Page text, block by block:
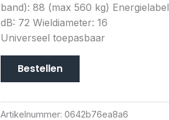
band): 88 (max 560 kg)
dB: 72 Wieldiameter: 16
Universeel toepasbaar
Bestellen
Artikelnummer: 0642b76ea8a6